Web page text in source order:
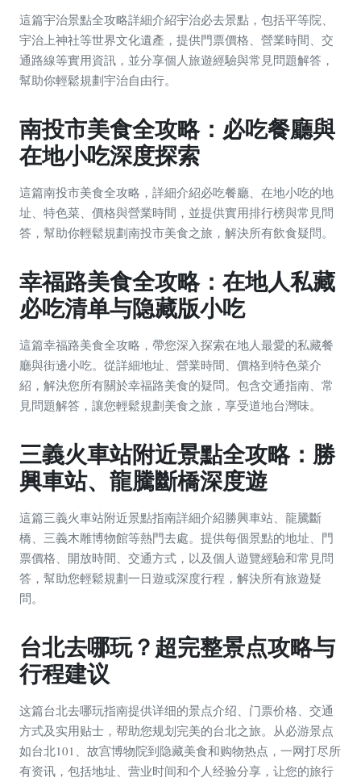
這篇宇治景點全攻略詳細介紹宇治必去景點，包括平等院、
宇治上神社等世界文化遺產，提供門票價格、營業時間、交
通路線等實用資訊，並分享個人旅遊經驗與常見問題解答，
幫助你輕鬆規劃宇治自由行。
南投市美食全攻略：必吃餐廳與
在地小吃深度探索
這篇南投市美食全攻略，詳細介紹必吃餐廳、在地小吃的地
址、特色菜、價格與營業時間，並提供實用排行榜與常見問
答，幫助你輕鬆規劃南投市美食之旅，解決所有飲食疑問。
幸福路美食全攻略：在地人私藏
必吃清单与隐藏版小吃
這篇幸福路美食全攻略，帶您深入探索在地人最愛的私藏餐
廳與街邊小吃。從詳細地址、營業時間、價格到特色菜介
紹，解決您所有關於幸福路美食的疑問。包含交通指南、常
見問題解答，讓您輕鬆規劃美食之旅，享受道地台灣味。
三義火車站附近景點全攻略：勝
興車站、龍騰斷橋深度遊
這篇三義火車站附近景點指南詳細介紹勝興車站、龍騰斷
橋、三義木雕博物館等熱門去處。提供每個景點的地址、門
票價格、開放時間、交通方式，以及個人遊覽經驗和常見問
答，幫助您輕鬆規劃一日遊或深度行程，解決所有旅遊疑
問。
台北去哪玩？超完整景点攻略与
行程建议
这篇台北去哪玩指南提供详细的景点介绍、门票价格、交通
方式及实用贴士，帮助您规划完美的台北之旅。从必游景点
如台北101、故宫博物院到隐藏美食和购物热点，一网打尽所
有资讯，包括地址、营业时间和个人经验分享，让您的旅行